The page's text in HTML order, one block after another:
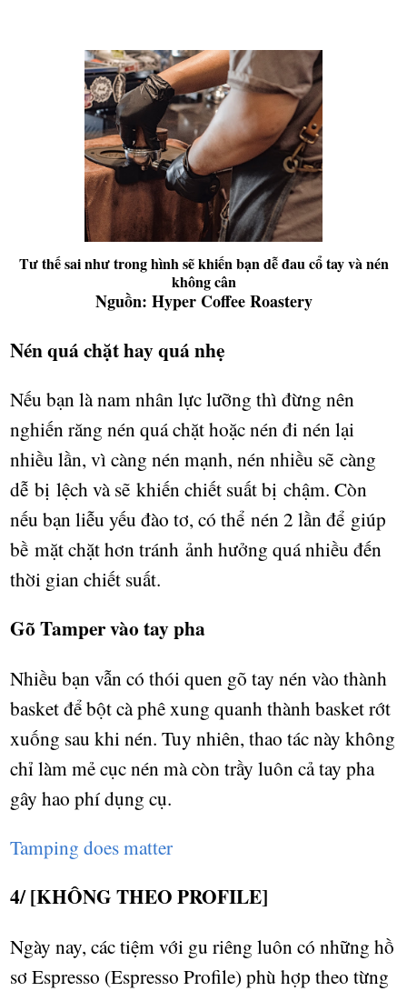
Tư thế sai như trong hình sẽ khiến bạn dễ đau cổ tay và nén
không cân
Nguồn: Hyper Coffee Roastery
Nén quá chặt hay quá nhẹ
Nếu bạn là nam nhân lực lưỡng thì đừng nên
nghiến răng nén quá chặt hoặc nén đi nén lại
nhiều lần, vì càng nén mạnh, nén nhiều sẽ càng
dễ bị lệch và sẽ khiến chiết suất bị chậm. Còn
nếu bạn liễu yếu đào tơ, có thể nén 2 lần để giúp
bề mặt chặt hơn tránh ảnh hưởng quá nhiều đến
thời gian chiết suất.
GõTamper vào tay pha
Nhiều bạn vẫn có thói quen gõ tay nén vào thành
basket đểbột cà phê xung quanh thành basket rớt
xuống sau khi nén. Tuy nhiên, thao tác này không
chỉ làm mẻcục nén mà còn trầy luôn cảtay pha
gây hao phí dụng cụ.
Tamping does matter
4/ [KHÔNG THEO PROFILE]
Ngày nay, các tiệm với gu riêng luôn có những hồ
sơ Espresso (Espresso Profile) phù hợp theo từng